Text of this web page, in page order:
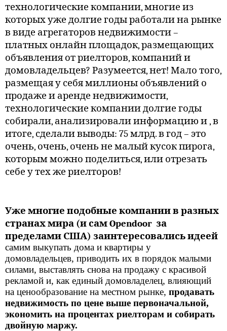
технологические компании, многие из
которых уже долгие годы работали на рынке
в виде агрегаторов недвижимости –
платных онлайн площадок, размещающих
объявления от риелторов, компаний и
домовладельцев? Разумеется, нет! Мало того,
размещая у себя миллионы объявлений о
продаже и аренде недвижимости,
технологические компании долгие годы
собирали, анализировали информацию и , в
итоге, сделали выводы: 75 млрд. в год – это
очень, очень, очень не малый кусок пирога,
которым можно поделиться, или отрезать
себе у тех же риелторов!
Уже многие подобные компании в разных
странах мира (и сам Opendoor за
пределами США) заинтересовались идеей
самим выкупать дома и квартиры у
домовладельцев, приводить их в порядок малыми
силами, выставлять снова на продажу с красивой
рекламой и, как единый домовладелец, влияющий
на ценообразование на местном рынке, продавать
недвижимость по цене выше первоначальной,
экономить на процентах риелторам и собирать
двойную маржу.